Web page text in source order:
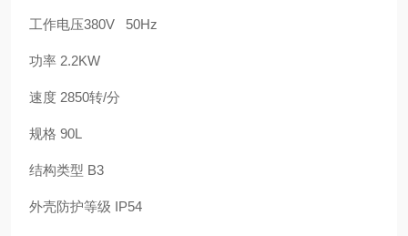
工作电压380V 50Hz
功率 2.2KW
速度 2850转/分
规格 90L
结构类型 B3
外壳防护等级 IP54